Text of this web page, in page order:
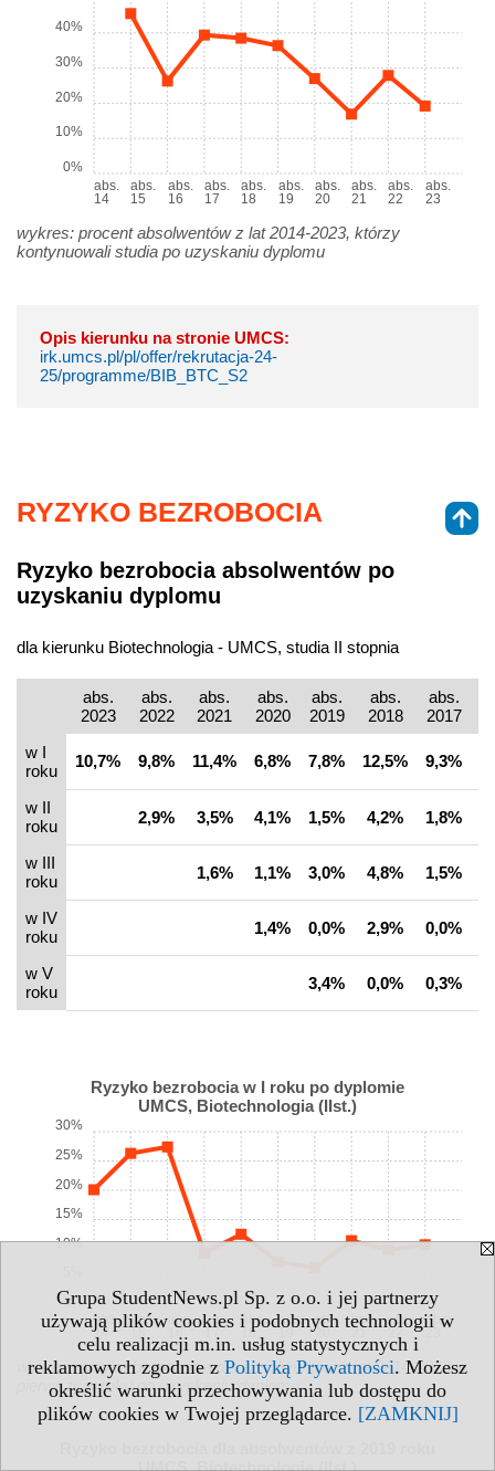
Grupa StudentNews.pl Sp. z o.o. i jej partnerzy
używają plików cookies i podobnych technologii w
celu realizacji m.in. usług statystycznych i
reklamowych zgodnie z Polityką Prywatności. Możesz
określić warunki przechowywania lub dostępu do
plików cookies w Twojej przeglądarce. [ZAMKNIJ]
abs.
14
abs.
15
abs.
16
abs.
17
abs.
18
abs.
19
abs.
20
abs.
21
abs.
22
abs.
23
0%
10%
20%
30%
40%
wykres: procent absolwentów z lat 2014-2023, którzy
kontynuowali studia po uzyskaniu dyplomu
Opis kierunku na stronie UMCS:
irk.umcs.pl/pl/offer/rekrutacja-24-
25/programme/BIB_BTC_S2
RYZYKO BEZROBOCIA
Ryzyko bezrobocia absolwentów po
uzyskaniu dyplomu
dla kierunku Biotechnologia - UMCS, studia II stopnia
abs.
2023
abs.
2022
abs.
2021
abs.
2020
abs.
2019
abs.
2018
abs.
2017
w I
roku
10,7% 9,8% 11,4% 6,8% 7,8% 12,5% 9,3%
w II
roku
2,9% 3,5% 4,1% 1,5% 4,2% 1,8%
w III
roku
1,6% 1,1% 3,0% 4,8% 1,5%
w IV
roku
1,4% 0,0% 2,9% 0,0%
w V
roku
3,4% 0,0% 0,3%
Ryzyko bezrobocia w I roku po dyplomie
UMCS, Biotechnologia (IIst.)
abs.
14
abs.
abs.
abs.
abs.
18
abs.
abs.
20
abs.
abs.
abs.
0%
10%
15%
20%
25%
30%
wykres: ryzyko bezrobocia dla absolwentów z lat 2014-2023 w
pierwszym roku po uzyskaniu dyplomu
UMCS, Biotechnologia (IIst.)